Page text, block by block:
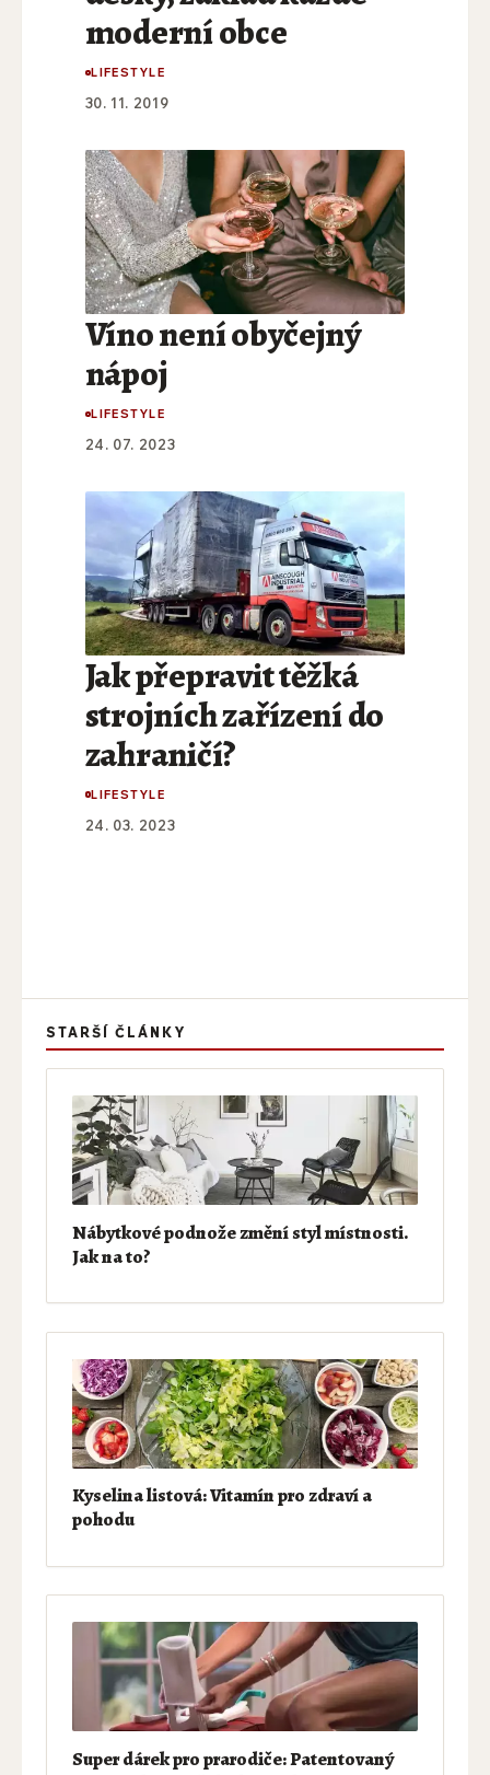
moderní obce
LIFESTYLE
30. 11. 2019
Víno není obyčejný
nápoj
LIFESTYLE
24. 07. 2023
Jak přepravit těžká
strojních zařízení do
zahraničí?
LIFESTYLE
24. 03. 2023
STARŠÍ ČLÁNKY
Nábytkové podnože změní styl místnosti.
Jak na to?
Kyselina listová: Vitamín pro zdraví a
pohodu
Super dárek pro prarodiče: Patentovaný